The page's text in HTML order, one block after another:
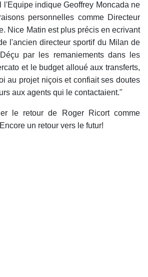
l'Equipe indique Geoffrey Moncada ne
personnelles comme Directeur
Nice Matin est plus précis en ecrivant
l'ancien directeur sportif du Milan de
par les remaniements dans les
et le budget alloué aux transferts,
au projet niçois et confiait ses doutes
aux agents qui le contactaient."
le retour de Roger Ricort comme
un retour vers le futur!